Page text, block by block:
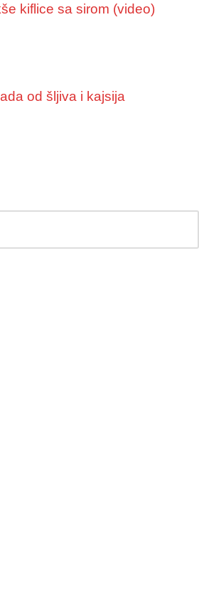
kiflice sa sirom (video)
od šljiva i kajsija